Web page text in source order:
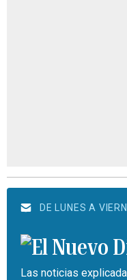
DE LUNES A
Las noticias